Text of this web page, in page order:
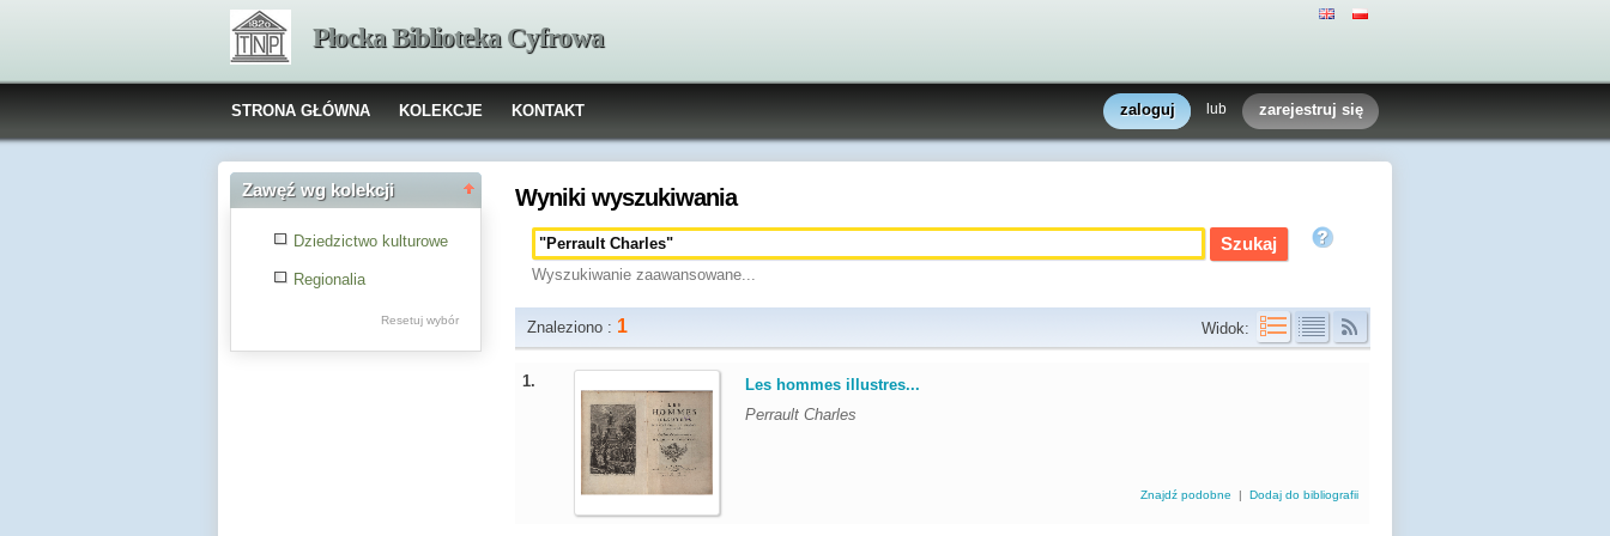
Płocka Biblioteka Cyfrowa
STRONA GŁÓWNA KOLEKCJE KONTAKT zaloguj lub zarejestruj się
Zawęź wg kolekcji
Dziedzictwo kulturowe
Regionalia
Resetuj wybór
Wyniki wyszukiwania
Wyszukiwanie zaawansowane...
Znaleziono : 1 Widok:
1.
Les hommes illustres...
Perrault Charles
Znajdź podobne |Dodaj do bibliografii